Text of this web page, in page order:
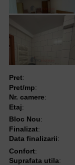
Pret:
Pret/mp:
Nr. camere:
Etaj:
Bloc Nou:
Finalizat:
Data finalizarii:
Confort:
Suprafata utila: